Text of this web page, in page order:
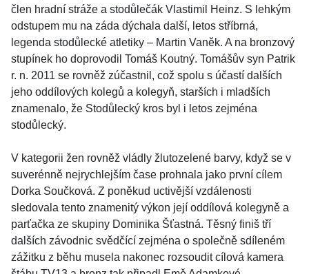
člen hradní stráže a stodůlečák Vlastimil Heinz. S lehkým
odstupem mu na záda dýchala další, letos stříbrná,
legenda stodůlecké atletiky – Martin Vaněk. A na bronzový
stupínek ho doprovodil Tomáš Koutný. Tomášův syn Patrik
r. n. 2011 se rovněž zúčastnil, což spolu s účastí dalších
jeho oddílových kolegů a kolegyň, starších i mladších
znamenalo, že Stodůlecký kros byl i letos zejména
stodůlecký.
V kategorii žen rovněž vládly žlutozelené barvy, když se v
suverénně nejrychlejším čase prohnala jako první cílem
Dorka Součková. Z poněkud uctivější vzdálenosti
sledovala tento znamenitý výkon její oddílová kolegyně a
parťačka ze skupiny Dominika Šťastná. Těsný finiš tří
dalších závodnic svědčící zejména o společně sdíleném
zážitku z běhu musela nakonec rozsoudit cílová kamera